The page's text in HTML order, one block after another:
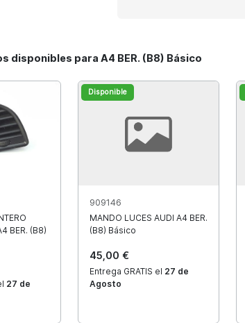
disponibles para A4 BER. (B8) Básico
BER. (B8)
27 de
Disponible
909146
MANDO LUCES AUDI A4 BER.
(B8) Básico
45,00 €
Entrega GRATIS el 27 de
Agosto